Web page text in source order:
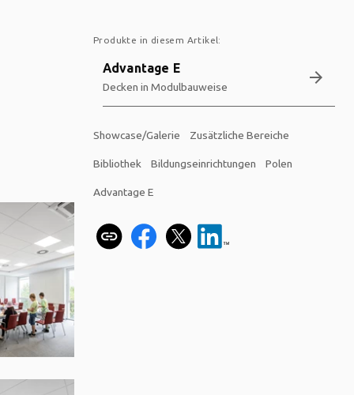
Produkte in diesem Artikel:
Advantage E
Decken in Modulbauweise arrow_forward
Showcase/Galerie Zusätzliche Bereiche
Bibliothek Bildungseinrichtungen Polen
Advantage E